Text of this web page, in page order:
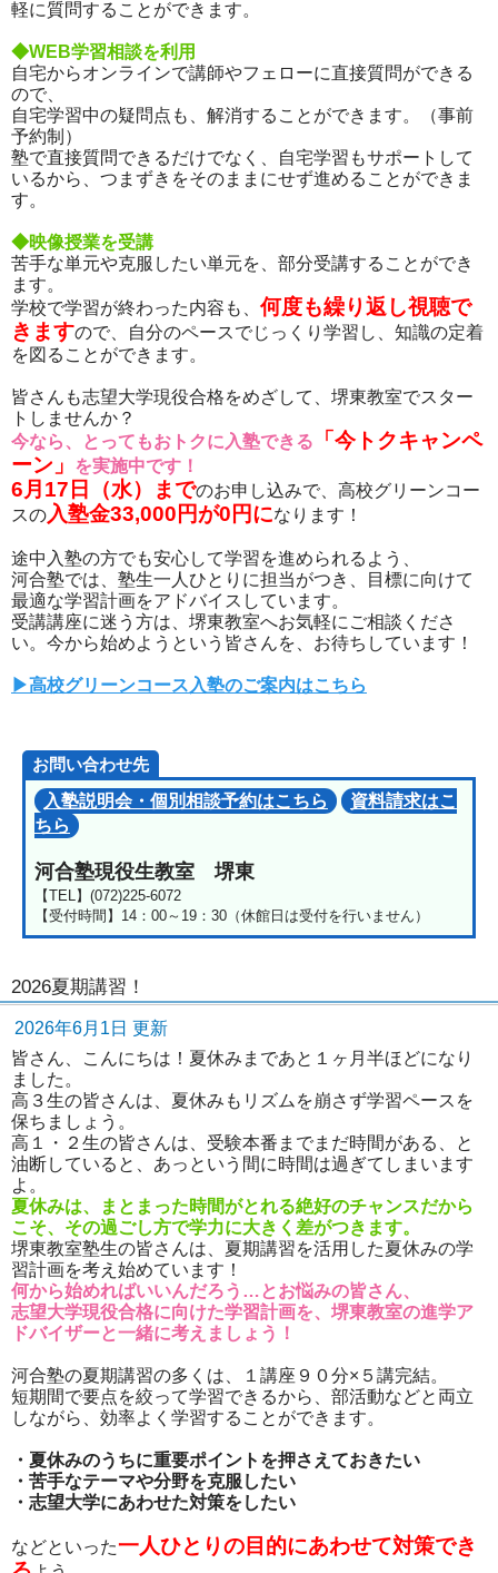
軽に質問することができます。
◆WEB学習相談を利用
自宅からオンラインで講師やフェローに直接質問ができる
ので、
自宅学習中の疑問点も、解消することができます。（事前
予約制）
塾で直接質問できるだけでなく、自宅学習もサポートして
いるから、つまずきをそのままにせず進めることができま
す。
◆映像授業を受講
苦手な単元や克服したい単元を、部分受講することができ
ます。
学校で学習が終わった内容も、 何度も繰り返し視聴で
きますので、自分のペースでじっくり学習し、知識の定着
を図ることができます。
皆さんも志望大学現役合格をめざして、堺東教室でスター
トしませんか？
今なら、とってもおトクに入塾できる
「今トクキャンペ
ーン」
を実施中です！
6月17日（水）までのお申し込みで、高校グリーンコー
スの入塾金33,000円が0円になります！
途中入塾の方でも安心して学習を進められるよう、
河合塾では、塾生一人ひとりに担当がつき、目標に向けて
最適な学習計画をアドバイスしています。
受講講座に迷う方は、堺東教室へお気軽にご相談くださ
い。今から始めようという皆さんを、お待ちしています！
▶高校グリーンコース入塾のご案内はこちら
お問い合わせ先
入塾説明会・個別相談予約はこちら
資料請求はこ
ちら
河合塾現役生教室 堺東
【TEL】(072)225-6072
【受付時間】14：00～19：30（休館日は受付を行いません）
2026夏期講習！
2026年6月1日 更新
皆さん、こんにちは！夏休みまであと１ヶ月半ほどになり
ました。
高３生の皆さんは、夏休みもリズムを崩さず学習ペースを
保ちましょう。
高１・２生の皆さんは、受験本番までまだ時間がある、と
油断していると、あっという間に時間は過ぎてしまいます
よ。
夏休みは、まとまった時間がとれる絶好のチャンスだから
こそ、その過ごし方で学力に大きく差がつきます。
堺東教室塾生の皆さんは、夏期講習を活用した夏休みの学
習計画を考え始めています！
何から始めればいいんだろう…とお悩みの皆さん、
志望大学現役合格に向けた学習計画を、堺東教室の進学ア
ドバイザーと一緒に考えましょう！
河合塾の夏期講習の多くは、１講座９０分×５講完結。
短期間で要点を絞って学習できるから、部活動などと両立
しながら、効率よく学習することができます。
・夏休みのうちに重要ポイントを押さえておきたい
・苦手なテーマや分野を克服したい
・志望大学にあわせた対策をしたい
などといった一人ひとりの目的にあわせて対策でき